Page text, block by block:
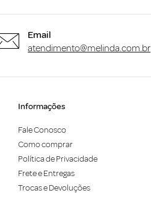
Email
atendimento@melinda.com.br
Informações
Fale Conosco
Como comprar
Política de Privacidade
Frete e Entregas
Trocas e Devoluções